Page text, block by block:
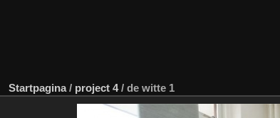
Startpagina/ project 4/ de witte 1